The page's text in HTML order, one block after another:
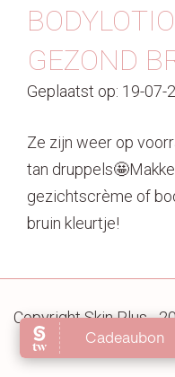
GEZOND
Geplaatst op: 19-07-
Ze zijn weer op
tan
gezichtscrème of
bruin kleurtje!
Copyright Skin Plus -